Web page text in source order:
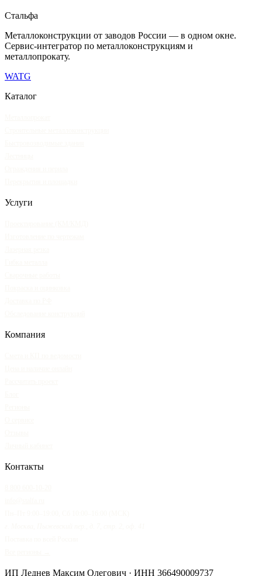
Стальфа
Металлоконструкции от заводов России — в одном окне.
Сервис-интегратор по металлоконструкциям и
металлопрокату.
WATG
Каталог
Услуги
Компания
Контакты
ИП Леднев Максим Олегович · ИНН 366490009737